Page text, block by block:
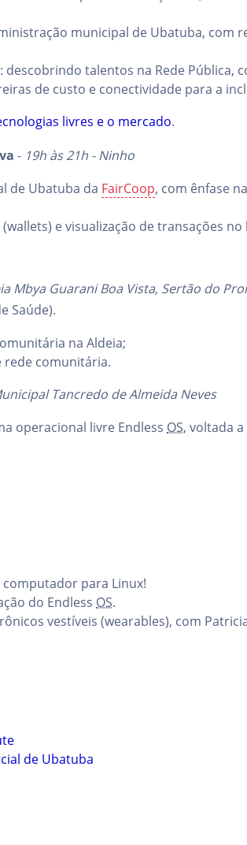
municipal de Ubatuba, com
talentos na Rede Pública,
de custo e conectividade para a
livres e o mercado.
- 19h às 21h - Ninho
de Ubatuba da FairCoop, com ênfase
e visualização de transações no
Mbya Guarani Boa Vista, Sertão do
Saúde).
na Aldeia;
rede comunitária.
Tancredo de Almeida Neves
operacional livre Endless OS, voltada
para Linux!
do Endless OS.
vestíveis (wearables), com
de Ubatuba